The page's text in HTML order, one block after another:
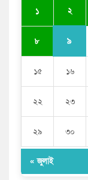
সজীব ওয়াজেদ জয়
১ ২
৮ ৯
১৫ ১৬
২২ ২৩
২৯ ৩০
« জুলাই